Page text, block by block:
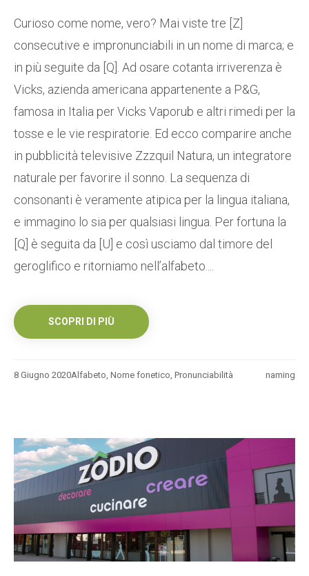
Curioso come nome, vero? Mai viste tre [Z]
consecutive e impronunciabili in un nome di marca; e
in più seguite da [Q]. Ad osare cotanta irriverenza è
Vicks, azienda americana appartenente a P&G,
famosa in Italia per Vicks Vaporub e altri rimedi per la
tosse e le vie respiratorie. Ed ecco comparire anche
in pubblicità televisive Zzzquil Natura, un integratore
naturale per favorire il sonno. La sequenza di
consonanti è veramente atipica per la lingua italiana,
e immagino lo sia per qualsiasi lingua. Per fortuna la
[Q] è seguita da [U] e così usciamo dal timore del
geroglifico e ritorniamo nell’alfabeto....
SCOPRI DI PIÙ
8 Giugno 2020 naming
Alfabeto Nome fonetico Pronunciabilità